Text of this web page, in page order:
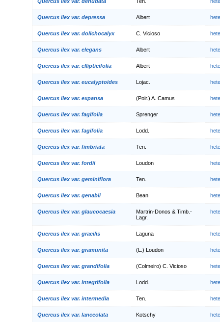
Quercus ilex var. depressa Albert
Quercus ilex var. dolichocalyx C. Vicioso
Quercus ilex var. elegans Albert
Quercus ilex var. ellipticifolia Albert
Quercus ilex var. eucalyptoides Lojac.
Quercus ilex var. expansa (Poir.) A. Camus
Quercus ilex var. fagifolia Sprenger
Quercus ilex var. fagifolia Lodd.
Quercus ilex var. fimbriata Ten.
Quercus ilex var. fordii Loudon
Quercus ilex var. geminiflora Ten.
Quercus ilex var. genabii Bean
Quercus ilex var. glaucocaesia
Martrin-Donos & Timb.-
Lagr.
Quercus ilex var. gracilis Laguna
Quercus ilex var. gramunita (L.) Loudon
Quercus ilex var. grandifolia (Colmeiro) C. Vicioso
Quercus ilex var. integrifolia Lodd.
Quercus ilex var. intermedia Ten.
Quercus ilex var. lanceolata Kotschy